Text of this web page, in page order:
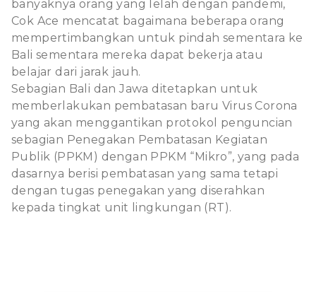
banyaknya orang yang lelah dengan pandemi,
Cok Ace mencatat bagaimana beberapa orang
mempertimbangkan untuk pindah sementara ke
Bali sementara mereka dapat bekerja atau
belajar dari jarak jauh.
Sebagian Bali dan Jawa ditetapkan untuk
memberlakukan pembatasan baru Virus Corona
yang akan menggantikan protokol penguncian
sebagian Penegakan Pembatasan Kegiatan
Publik (PPKM) dengan PPKM “Mikro”, yang pada
dasarnya berisi pembatasan yang sama tetapi
dengan tugas penegakan yang diserahkan
kepada tingkat unit lingkungan (RT).